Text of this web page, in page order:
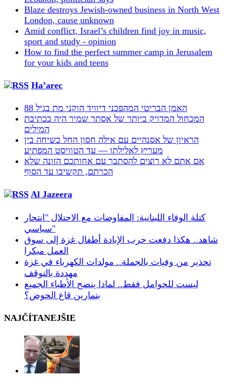
Blaze destroys Jewish-owned business in North West
London, cause unknown
Amid conflict, Israel’s children find joy in music,
sport and study - opinion
How to find the perfect summer camp in Jerusalem
for your kids and teens
Ha’arec
האמן הבריטי המהפכני דיוויד הוקני מת בגיל 88
המכחול המדויק ביותר של אסתר שמיר היה בכתיבת
המילים
הראיון של אסנהיים עם אילה חסון החל כשיחה בין
מעריץ לאלילתו — עד הטוויסט המפתיע
אם אתם לא רוצים להסתבך עם אחותכם הזונה שלא
הכרתם, תקשיבו עד הסוף
Al Jazeera
كتلة الوفاء اللبنانية: المفاوضات مع الاحتلال "انتحار
سياسي"
شاهد.. هكذا دفعت حرب الإبادة أطفال غزة إلى سوق
العمل مبكرا
تحذير من وفيات بالجملة.. مولدات الكهرباء في غزة
مهددة بالتوقف
ليست للحوامل فقط.. لماذا ينصح الأطباء الجميع
بتمارين قاع الحوض؟
NAJČÍTANEJŠIE